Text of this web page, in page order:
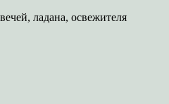
ладана, освежителя